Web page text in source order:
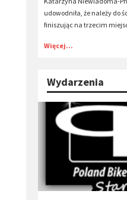
udowodniła, że należy do
finiszując na trzecim
Więcej...
Wydarzenia